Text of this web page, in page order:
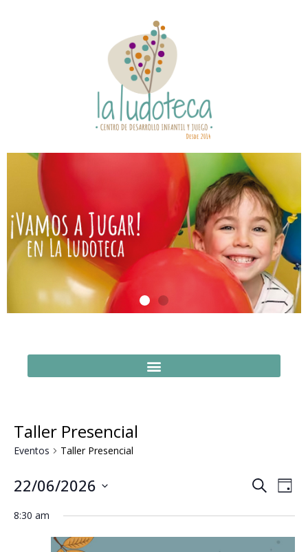
Taller Presencial
Eventos Taller Presencial
de
Buscar
de
Día
22/06/2026
fecha.
8:30 am